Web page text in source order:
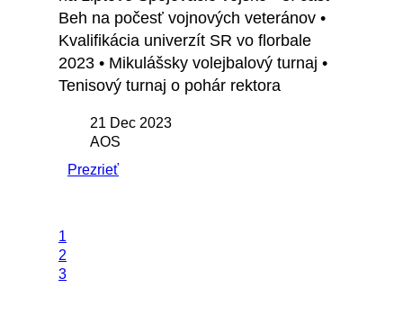
Beh na počesť vojnových veteránov •
Kvalifikácia univerzít SR vo florbale
2023 • Mikulášsky volejbalový turnaj •
Tenisový turnaj o pohár rektora
21 Dec 2023
AOS
Prezrieť
1
2
3